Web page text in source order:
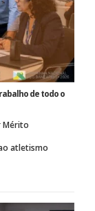
de todo o
Mérito
atletismo